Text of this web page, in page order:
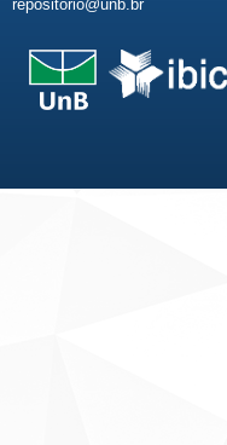
repositorio@unb.br